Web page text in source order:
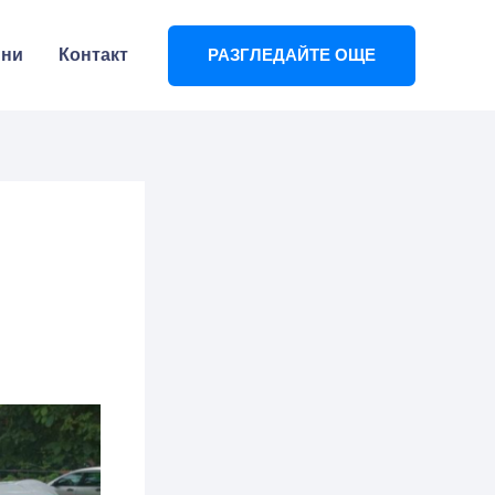
Контакт РАЗГЛЕДАЙТЕ ОЩЕ